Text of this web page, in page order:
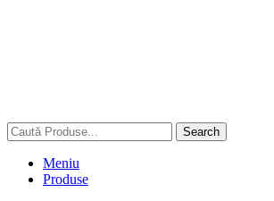
Search
Meniu
Produse